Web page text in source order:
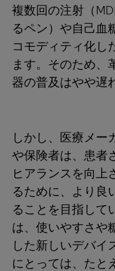
複数回の注射（
るペン）や自己血
コモディティ化し
ます。そのため、
器の普及はやや遅
しかし、医療メー
や保険者は、患者
ヒアランスを向上
るために、より良
ることを目指して
は、使いやすさや
した新しいデバイ
にとっては、たと